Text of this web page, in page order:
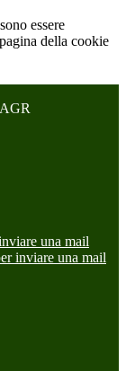
essere
della cookie
una mail
inviare una mail